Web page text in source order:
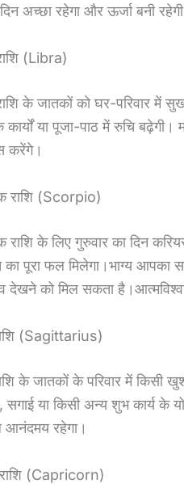
अच्छा रहेगा और ऊर्जा बनी
(Libra)
के जातकों को घर-परिवार में
कार्यों या पूजा-पाठ में रुचि
करेंगे।
राशि (Scorpio)
राशि के लिए गुरुवार का दिन
पूरा फल मिलेगा।भाग्य आपका
देखने को मिल सकता
(Sagittarius)
के जातकों के परिवार में किसी
सगाई या किसी अन्य शुभ कार्य के
आनंदमय रहेगा।
(Capricorn)